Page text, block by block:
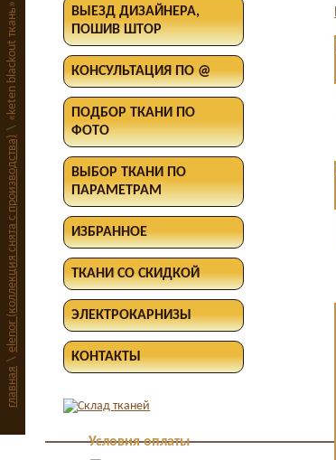
главная
\
elenor (коллекция снята с производства)
\
«keten blackout ткань»
ВЫЕЗД ДИЗАЙНЕРА,
ПОШИВ ШТОР
КОНСУЛЬТАЦИЯ ПО @
ПОДБОР ТКАНИ ПО
ФОТО
ВЫБОР ТКАНИ ПО
ПАРАМЕТРАМ
ИЗБРАННОЕ
ТКАНИ СО СКИДКОЙ
ЭЛЕКТРОКАРНИЗЫ
КОНТАКТЫ
Условия оплаты